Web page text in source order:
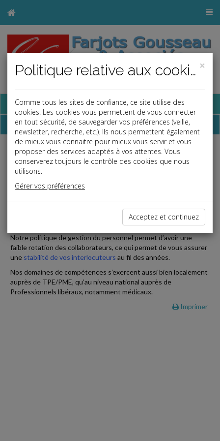
Base documentaire
Qui sommes-nous ?
Implanté à Saint-Quentin-en-Yvelines depuis 1991, le Cabinet se
compose de17 personnes spécialisées et regroupées au sein
d’un service Expertise comptable, d’un service Paie/Gestion du
l'intermédiaire de notre société sœur
Soucieux de la qualité de nos travaux, l’effectif est composé
majoritairement de diplômés de niveau Licence, Master ou
Notre politique de gestion du personnel permet d’avoir une
faible rotation des collaborateurs, ce qui permet de vous assurer
une stabilité de vos interlocuteurs au fil des années.
Nos domaines de compétences s’exercent aussi bien localement
auprès de TPE/PME, qu’au niveau national auprès de
Professionnels libéraux, notamment médicaux.
Imprimer
×
Politique relative aux cookies
Comme tous les sites de confiance, ce site utilise des
cookies. Les cookies vous permettent de vous connecter
en tout sécurité, de sauvegarder vos préférences (veille,
newsletter, recherche, etc.). Ils nous permettent également
de mieux vous connaitre pour mieux vous servir et vous
proposer des services adaptés à vos attentes. Vous
conserverez toujours le contrôle des cookies que nous
utilisons.
Gérer vos préférences
Acceptez et continuez